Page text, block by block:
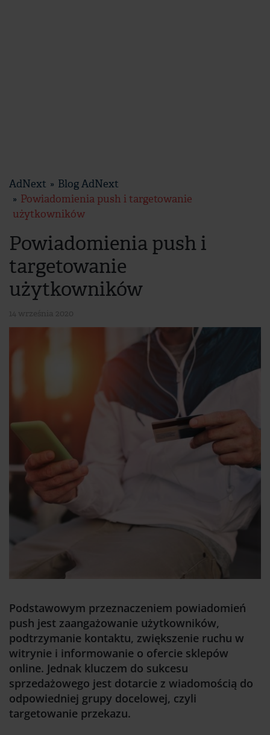
AdNext
Blog AdNext
Powiadomienia push i targetowanie
użytkowników
Powiadomienia push i
targetowanie
użytkowników
Podstawowym przeznaczeniem powiadomień
push jest zaangażowanie użytkowników,
podtrzymanie kontaktu, zwiększenie ruchu w
witrynie i informowanie o ofercie sklepów
online. Jednak kluczem do sukcesu
sprzedażowego jest dotarcie z wiadomością do
odpowiedniej grupy docelowej, czyli
targetowanie przekazu.